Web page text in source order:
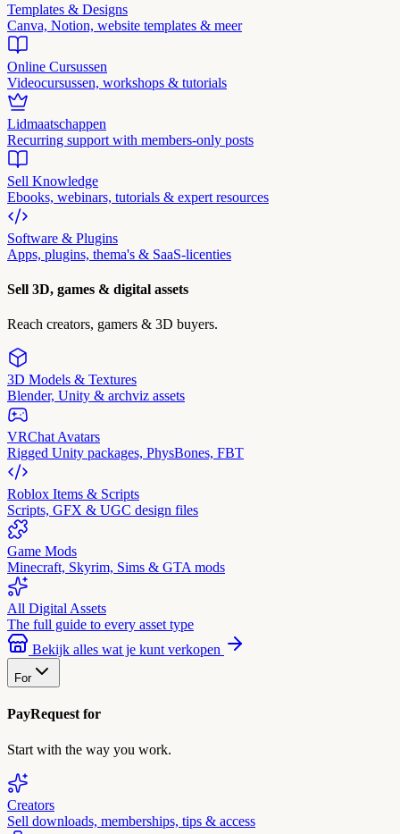
Templates & Designs
Canva, Notion, website templates & meer
Online Cursussen
Videocursussen, workshops & tutorials
Lidmaatschappen
Recurring support with members-only posts
Sell Knowledge
Ebooks, webinars, tutorials & expert resources
Software & Plugins
Apps, plugins, thema's & SaaS-licenties
Sell 3D, games & digital assets
Reach creators, gamers & 3D buyers.
3D Models & Textures
Blender, Unity & archviz assets
VRChat Avatars
Rigged Unity packages, PhysBones, FBT
Roblox Items & Scripts
Scripts, GFX & UGC design files
Game Mods
Minecraft, Skyrim, Sims & GTA mods
All Digital Assets
The full guide to every asset type
Bekijk alles wat je kunt verkopen
For
PayRequest for
Start with the way you work.
Creators
Sell downloads, memberships, tips & access